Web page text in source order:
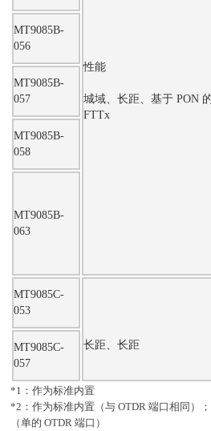
性能
城域、长距、基于 PON
FTTx
MT9085B-
056
MT9085B-
057
MT9085B-
058
MT9085B-
063
MT9085C-
053
长距、长距
MT9085C-
057
*1：作为标准内置
*2：作为标准内置（与 OTDR 端口相同）
（单的 OTDR 端口）